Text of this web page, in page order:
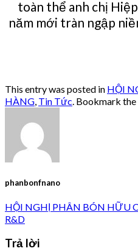
toàn thể anh chị
năm mới tràn ngập
This entry was posted in HỘI
HÀNG, Tin Tức. Bookmark the
phanbonfnano
HỘI NGHỊ PHÂN BÓN HỮU
R&D
Trả lời